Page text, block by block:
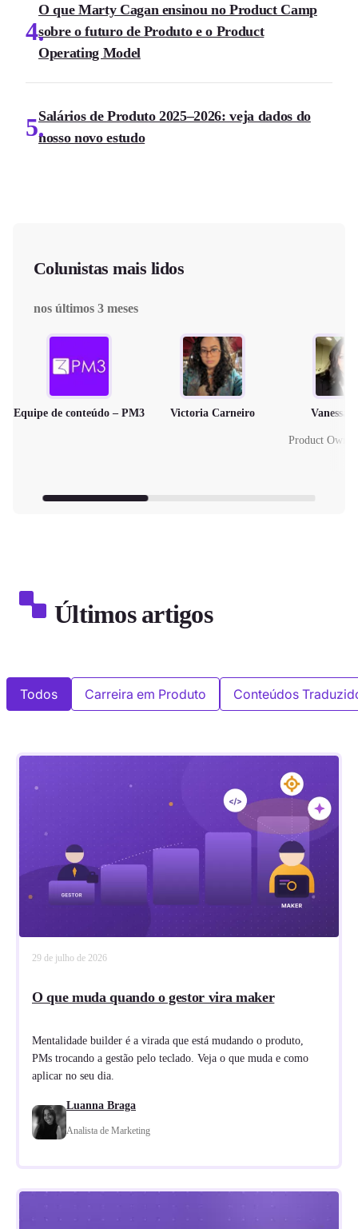
4
O que Marty Cagan ensinou no Product Camp
sobre o futuro de Produto e o Product
Operating Model
5Salários de Produto 2025–2026: veja dados do
nosso novo estudo
Colunistas mais lidos
nos últimos 3 meses
Equipe de conteúdo – PM3 Victoria Carneiro Vanessa
Product
Últimos artigos
Todos Carreira em Produto Conteúdos
29 de julho de 2026
O que muda quando o gestor vira maker
Mentalidade builder é a virada que está mudando o produto,
PMs trocando a gestão pelo teclado. Veja o que muda e como
aplicar no seu dia.
Luanna Braga
Analista de Marketing